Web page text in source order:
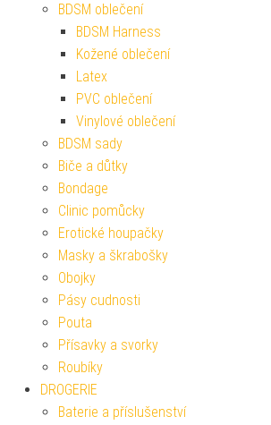
BDSM oblečení
BDSM Harness
Kožené oblečení
Latex
PVC oblečení
Vinylové oblečení
BDSM sady
Biče a důtky
Bondage
Clinic pomůcky
Erotické houpačky
Masky a škrabošky
Obojky
Pásy cudnosti
Pouta
Přísavky a svorky
Roubíky
DROGERIE
Baterie a příslušenství